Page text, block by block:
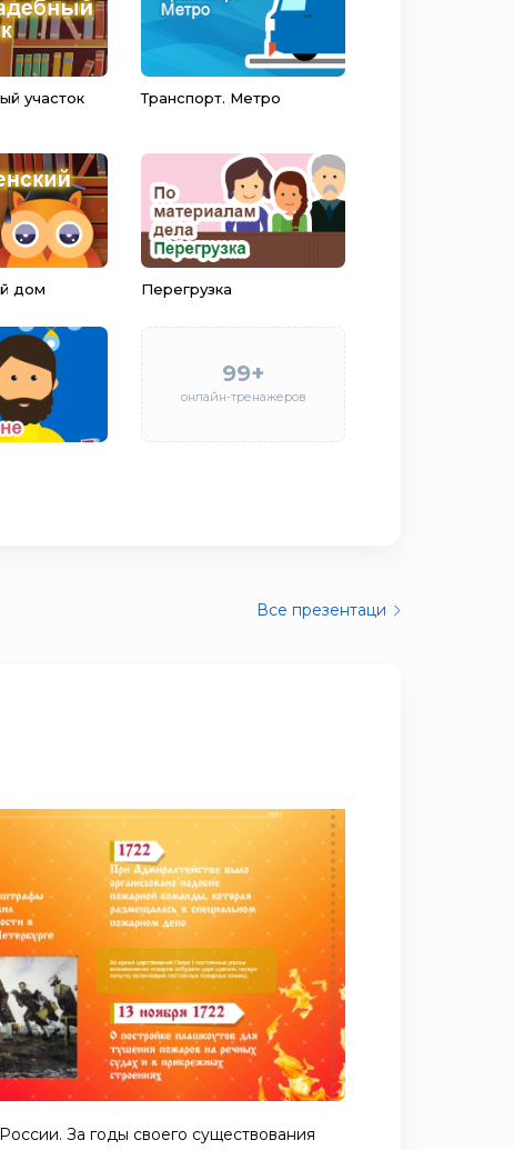
участок Транспорт. Метро
дом Перегрузка
99+
онлайн-тренажеров
Все презентаци
За годы своего существования